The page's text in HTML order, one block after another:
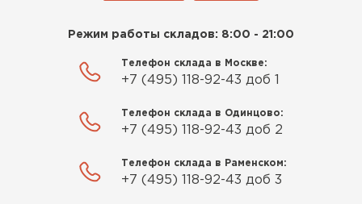
Режим работы складов: 8:00 - 21:00
Телефон склада в Москве:
+7 (495) 118-92-43 доб 1
Телефон склада в Одинцово:
+7 (495) 118-92-43 доб 2
Телефон склада в Раменском:
+7 (495) 118-92-43 доб 3